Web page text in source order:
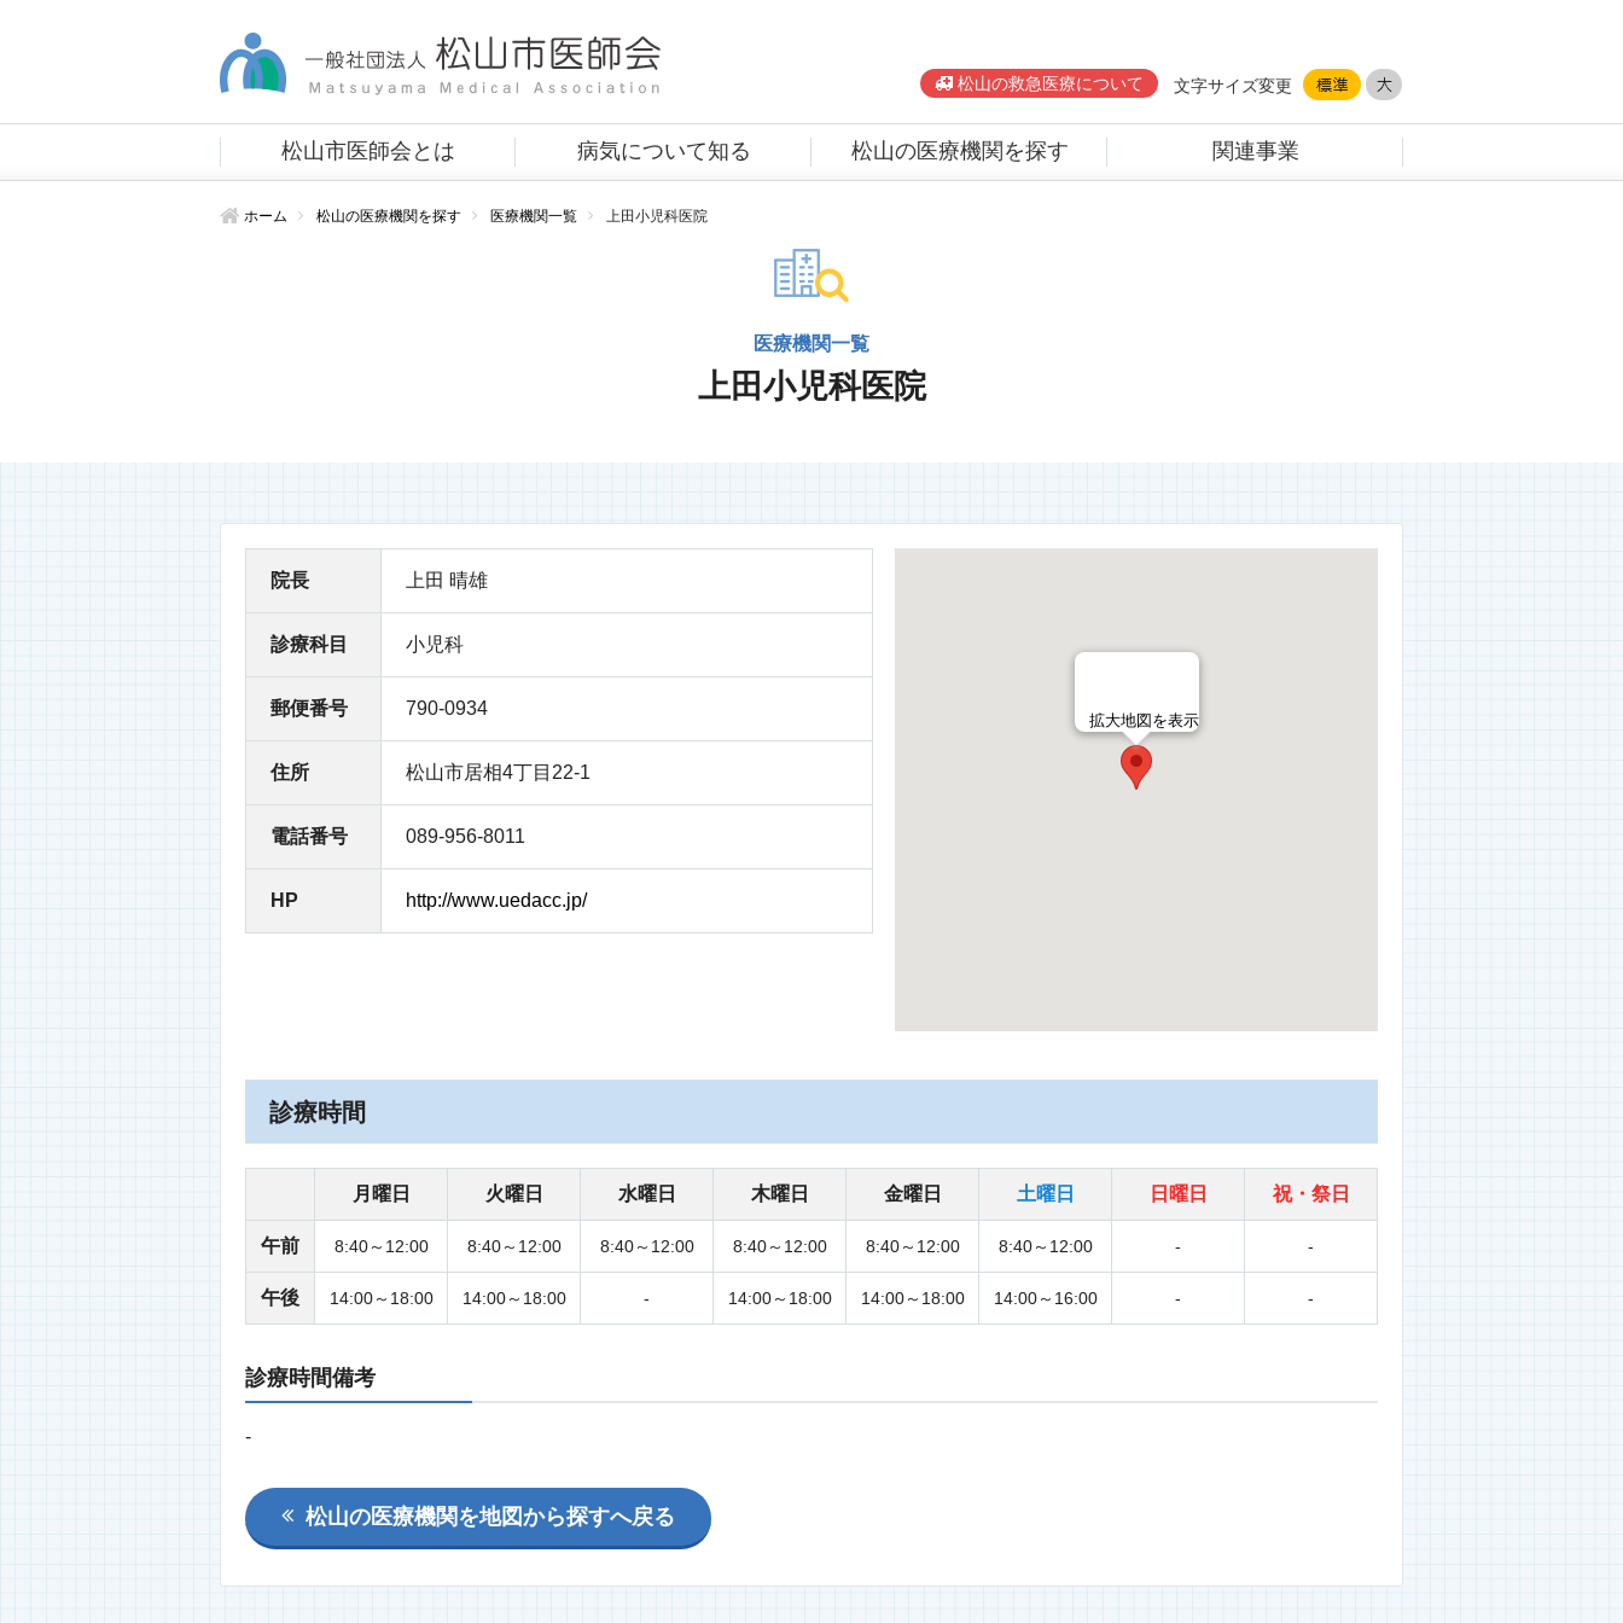
松山の救急医療について 文字サイズ変更
松山市医師会とは 病気について知る 松山の医療機関を探す 関連事業
ホーム 松山の医療機関を探す 医療機関一覧 上田小児科医院
医療機関一覧
上田小児科医院
院長 上田 晴雄
診療科目 小児科
郵便番号 790-0934
住所 松山市居相4丁目22-1
電話番号 089-956-8011
HP http://www.uedacc.jp/
拡大地図を表示
診療時間
月曜日 火曜日 水曜日 木曜日 金曜日 土曜日 日曜日 祝・祭日
午前 8:40～12:00 8:40～12:00 8:40～12:00 8:40～12:00 8:40～12:00 8:40～12:00 - -
午後 14:00～18:00 14:00～18:00 - 14:00～18:00 14:00～18:00 14:00～16:00 - -
診療時間備考
-
松山の医療機関を地図から探すへ戻る